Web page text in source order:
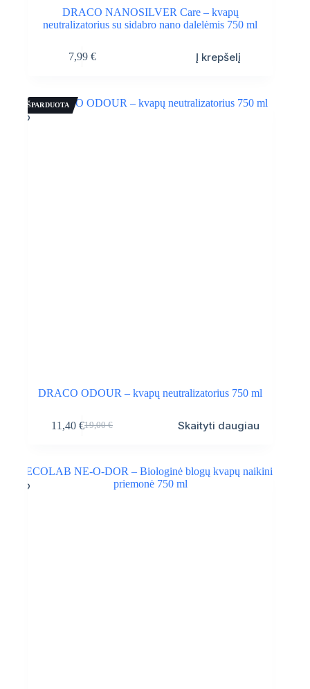
DRACO NANOSILVER Care – kvapų
neutralizatorius su sidabro nano dalelėmis 750 ml
7,99 € Į krepšelį
IŠPARDUOTA
DRACO ODOUR – kvapų neutralizatorius 750 ml
19,00€
Original
19,00 €.
11,40€Current
11,40 €.
Skaityti daugiau